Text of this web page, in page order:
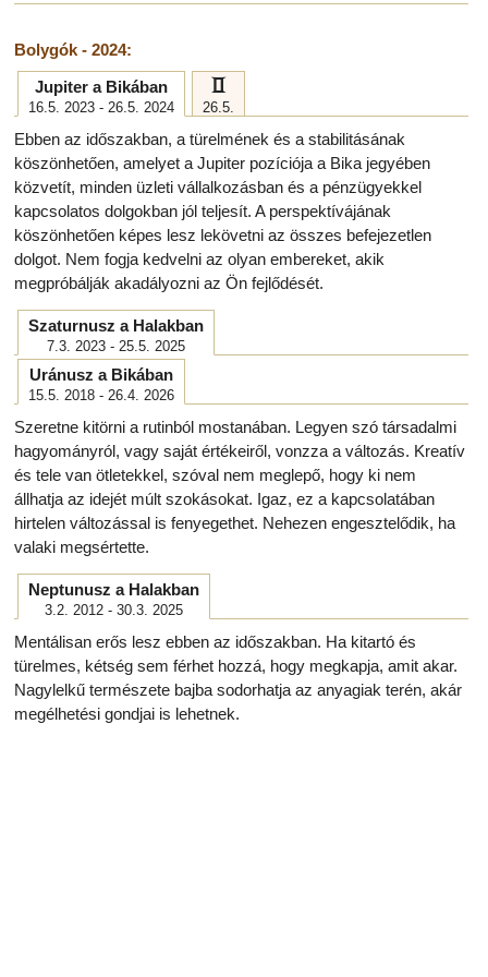
számos lehetőségek nyílik majd előttük.
Az év végén a Mars hatással lesz a Rák jegyre, ami a családi
értékek építésére való vágyat hozza. A jegy gyengédsége és a
tűz bolygó energiája fokozott érzékenységet eredményez. Időt
fogsz tölteni szeretteiddel, és a lelkedet mély érzelmek fogják
kitölteni.
Bolygók - 2024:
Jupiter a Bikában
16.5. 2023 - 26.5. 2024
c
26.5.
Ebben az időszakban, a türelmének és a stabilitásának
köszönhetően, amelyet a Jupiter pozíciója a Bika jegyében
közvetít, minden üzleti vállalkozásban és a pénzügyekkel
kapcsolatos dolgokban jól teljesít. A perspektívájának
köszönhetően képes lesz lekövetni az összes befejezetlen
dolgot. Nem fogja kedvelni az olyan embereket, akik
megpróbálják akadályozni az Ön fejlődését.
Szaturnusz a Halakban
7.3. 2023 - 25.5. 2025
Uránusz a Bikában
15.5. 2018 - 26.4. 2026
Szeretne kitörni a rutinból mostanában. Legyen szó társadalmi
hagyományról, vagy saját értékeiről, vonzza a változás. Kreatív
és tele van ötletekkel, szóval nem meglepő, hogy ki nem
állhatja az idejét múlt szokásokat. Igaz, ez a kapcsolatában
hirtelen változással is fenyegethet. Nehezen engesztelődik, ha
valaki megsértette.
Neptunusz a Halakban
3.2. 2012 - 30.3. 2025
Mentálisan erős lesz ebben az időszakban. Ha kitartó és
türelmes, kétség sem férhet hozzá, hogy megkapja, amit akar.
Nagylelkű természete bajba sodorhatja az anyagiak terén, akár
megélhetési gondjai is lehetnek.